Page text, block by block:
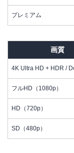
プレミアム
画質
4K Ultra HD + HDR /
フルHD（1080p）
HD（720p）
SD（480p）